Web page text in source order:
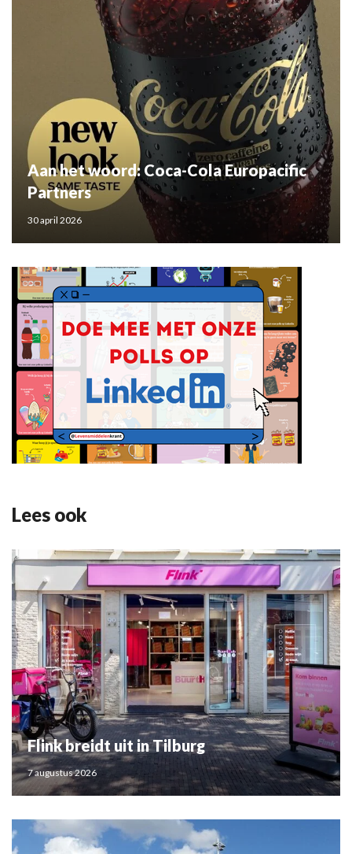
Aan het woord: Coca-Cola Europacific
Partners
30 april 2026
Lees ook
Flink breidt uit in Tilburg
7 augustus 2026